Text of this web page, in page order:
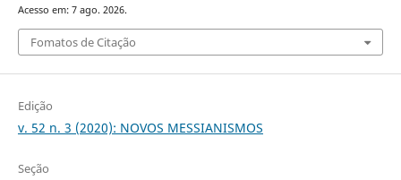
Acesso em: 7 ago. 2026.
Fomatos de Citação
Edição
v. 52 n. 3 (2020): NOVOS MESSIANISMOS
Seção